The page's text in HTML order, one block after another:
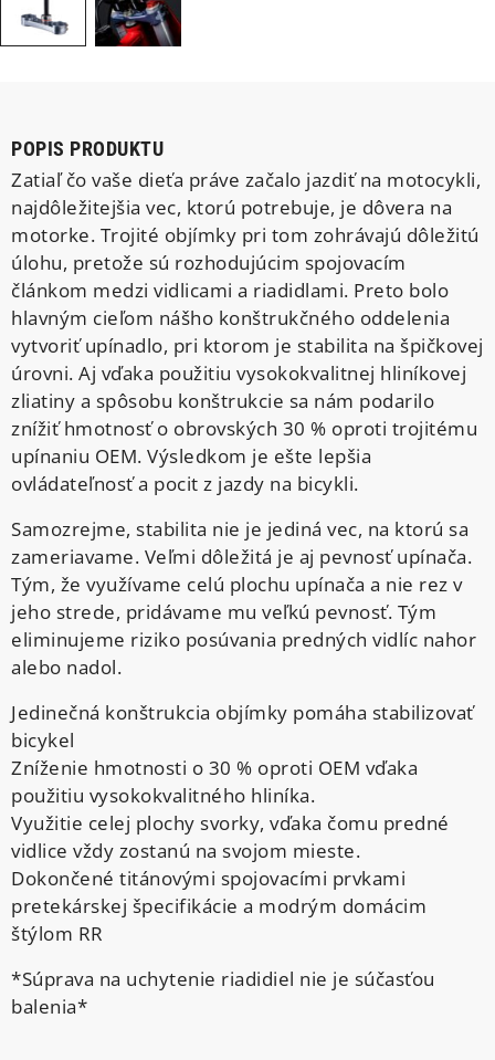
POPIS PRODUKTU
Zatiaľ čo vaše dieťa práve začalo jazdiť na motocykli,
najdôležitejšia vec, ktorú potrebuje, je dôvera na
motorke. Trojité objímky pri tom zohrávajú dôležitú
úlohu, pretože sú rozhodujúcim spojovacím
článkom medzi vidlicami a riadidlami. Preto bolo
hlavným cieľom nášho konštrukčného oddelenia
vytvoriť upínadlo, pri ktorom je stabilita na špičkovej
úrovni. Aj vďaka použitiu vysokokvalitnej hliníkovej
zliatiny a spôsobu konštrukcie sa nám podarilo
znížiť hmotnosť o obrovských 30 % oproti trojitému
upínaniu OEM. Výsledkom je ešte lepšia
ovládateľnosť a pocit z jazdy na bicykli.
Samozrejme, stabilita nie je jediná vec, na ktorú sa
zameriavame. Veľmi dôležitá je aj pevnosť upínača.
Tým, že využívame celú plochu upínača a nie rez v
jeho strede, pridávame mu veľkú pevnosť. Tým
eliminujeme riziko posúvania predných vidlíc nahor
alebo nadol.
Jedinečná konštrukcia objímky pomáha stabilizovať
bicykel
Zníženie hmotnosti o 30 % oproti OEM vďaka
použitiu vysokokvalitného hliníka.
Využitie celej plochy svorky, vďaka čomu predné
vidlice vždy zostanú na svojom mieste.
Dokončené titánovými spojovacími prvkami
pretekárskej špecifikácie a modrým domácim
štýlom RR
*Súprava na uchytenie riadidiel nie je súčasťou
balenia*